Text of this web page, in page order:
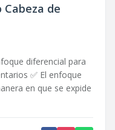
de
diferencial para
✅ El enfoque
en que se expide